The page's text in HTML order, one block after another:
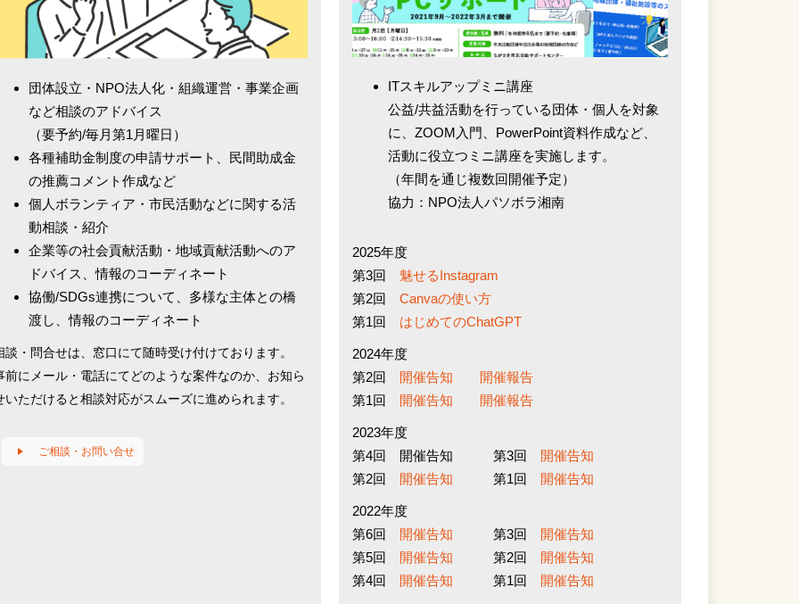
団体設立・NPO法人化・組織運営・事業企画
など相談のアドバイス
（要予約/毎月第1月曜日）
各種補助金制度の申請サポート、民間助成金
の推薦コメント作成など
個人ボランティア・市民活動などに関する活
動相談・紹介
企業等の社会貢献活動・地域貢献活動へのア
ドバイス、情報のコーディネート
協働/SDGs連携について、多様な主体との橋
渡し、情報のコーディネート
談・問合せは、窓口にて随時受け付けております。
前にメール・電話にてどのような案件なのか、お知ら
いただけると相談対応がスムーズに進められます。
ご相談・お問い合せ
ITスキルアップミニ講座
公益/共益活動を行っている団体・個人を対象
に、ZOOM入門、PowerPoint資料作成など、
活動に役立つミニ講座を実施します。
（年間を通じ複数回開催予定）
協力：NPO法人パソボラ湘南
2025年度
第3回 魅せるInstagram
第2回Canvaの使い方
第1回 はじめてのChatGPT
2024年度
第2回
開催告知
開催報告
第1回
開催告知 開催報告
2023年度
第4回 開催告知 第3回
開催告知
第2回
開催告知 第1回 開催告知
2022年度
第6回
開催告知 第3回
開催告知
第5回
開催告知 第2回
開催告知
第4回
開催告知 第1回 開催告知